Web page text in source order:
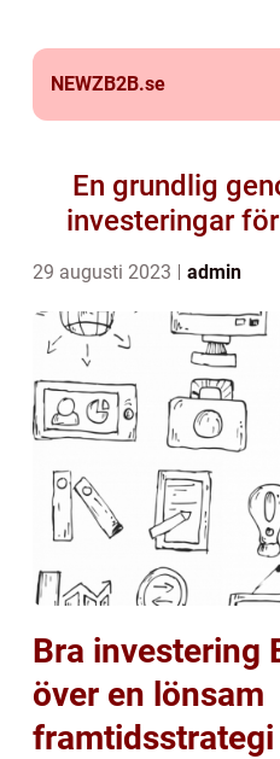
NEWZB2B.se
En grundlig
investeringar
29 augusti 2023 admin
Bra investering
över en lönsam
framtidsstrategi